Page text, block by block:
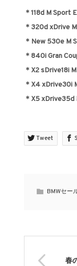
＊118d M Sport
＊320d xDrive
＊New 530e M
＊840i Gran
＊X2 sDrive18i
＊X4 xDrive30i
＊X5 xDrive35d
Tweet
BMWセー
春